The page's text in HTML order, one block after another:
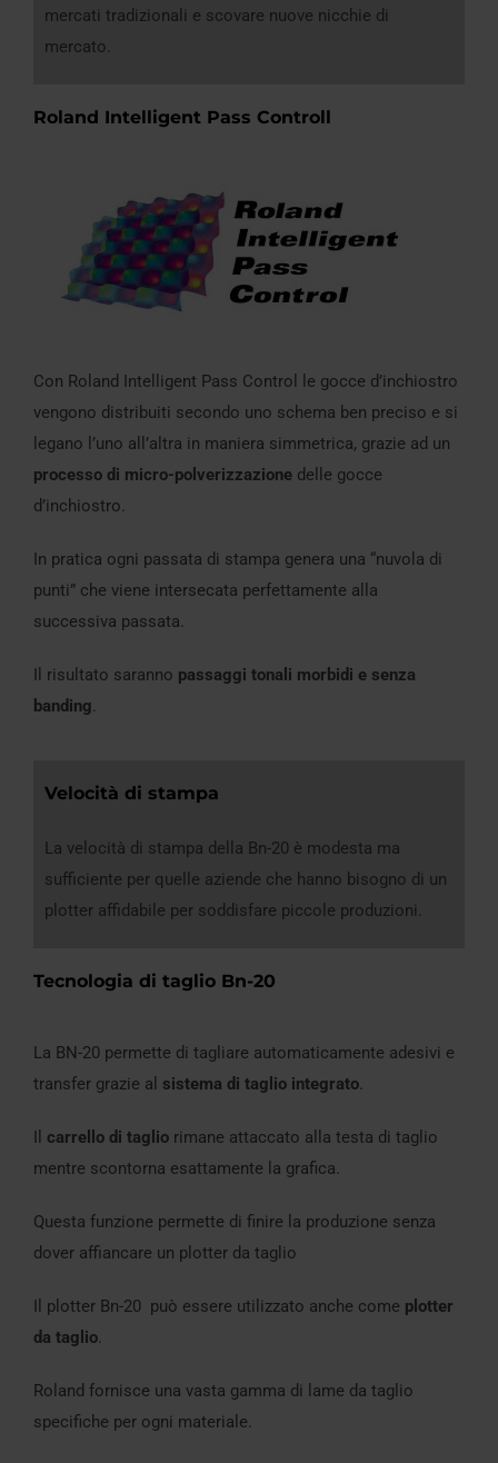
mercati tradizionali e scovare nuove nicchie di
mercato.
Roland Intelligent Pass Controll
Con Roland Intelligent Pass Control le gocce d’inchiostro
vengono distribuiti secondo uno schema ben preciso e si
legano l’uno all’altra in maniera simmetrica, grazie ad un
processo di micro-polverizzazione delle gocce
d’inchiostro.
In pratica ogni passata di stampa genera una “nuvola di
punti” che viene intersecata perfettamente alla
successiva passata.
Il risultato saranno passaggi tonali morbidi e senza
banding.
Velocità di stampa
La velocità di stampa della Bn-20 è modesta ma
sufficiente per quelle aziende che hanno bisogno di un
plotter affidabile per soddisfare piccole produzioni.
Tecnologia di taglio Bn-20
La BN-20 permette di tagliare automaticamente adesivi e
transfer grazie al sistema di taglio integrato.
Il carrello di taglio rimane attaccato alla testa di taglio
mentre scontorna esattamente la grafica.
Questa funzione permette di finire la produzione senza
dover affiancare un plotter da taglio
Il plotter Bn-20 può essere utilizzato anche come plotter
da taglio.
Roland fornisce una vasta gamma di lame da taglio
specifiche per ogni materiale.